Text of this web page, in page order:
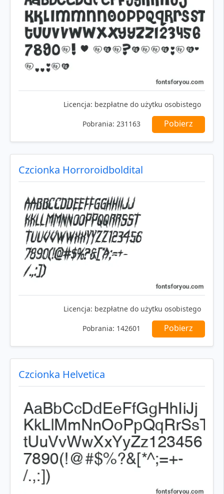
Licencja: bezpłatne do użytku osobistego
Pobrania: 231163 Pobierz
Czcionka Horroroidboldital
Licencja: bezpłatne do użytku osobistego
Pobrania: 142601 Pobierz
Czcionka Helvetica